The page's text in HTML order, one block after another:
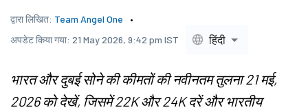
द्वारा लिखित: Team Angel One
अपडेट किया गया: 21 May 2026, 9:42 pm IST हिंदी
भारत और दुबई सोने की कीमतों की नवीनतम तुलना 21 मई,
2026 को देखें, जिसमें 22K और 24K दरें और भारतीय